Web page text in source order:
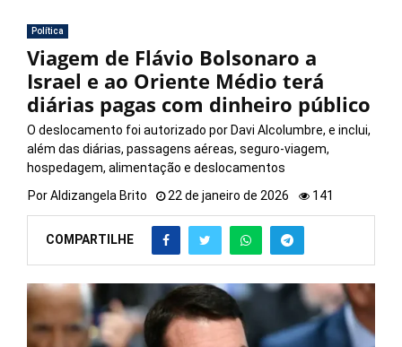
Política
Viagem de Flávio Bolsonaro a
Israel e ao Oriente Médio terá
diárias pagas com dinheiro público
O deslocamento foi autorizado por Davi Alcolumbre, e inclui,
além das diárias, passagens aéreas, seguro-viagem,
hospedagem, alimentação e deslocamentos
PorAldizangela Brito 22 de janeiro de 2026 141
COMPARTILHE